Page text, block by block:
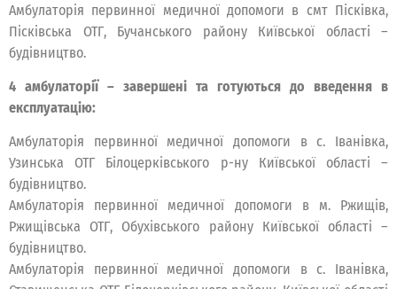
Амбулаторія первинної медичної допомоги в смт Пісківка,
Пісківська ОТГ, Бучанського району Київської області –
будівництво.
4 амбулаторії – завершені та готуються до введення в
експлуатацію:
Амбулаторія первинної медичної допомоги в с. Іванівка,
Узинська ОТГ Білоцерківського р-ну Київської області –
будівництво.
Амбулаторія первинної медичної допомоги в м. Ржищів,
Ржищівська ОТГ, Обухівського району Київської області –
будівництво.
Амбулаторія первинної медичної допомоги в с. Іванівка,